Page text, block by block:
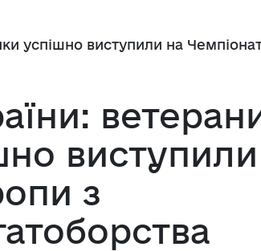
успішно виступили на
виступили
з